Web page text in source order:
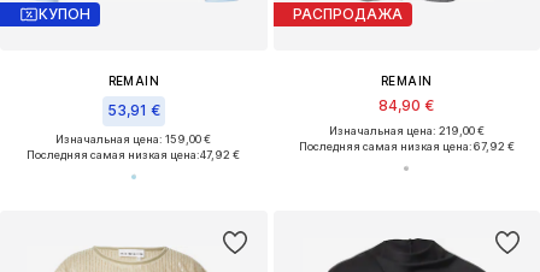
КУПОН
REMAIN
53,91 €
Изначальная цена: 159,00 €
Последняя самая низкая цена:47,92 €
РАСПРОДАЖА
REMAIN
84,90 €
Изначальная цена: 219,00 €
Последняя самая низкая цена:67,92 €